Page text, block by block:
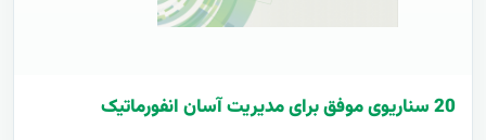
20 سناریوی موفق برای مدیریت آسان انفورماتیک